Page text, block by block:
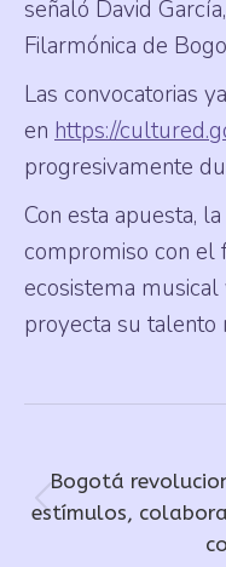
señaló David
Filarmónica de
Las convocatorias
en https://
progresivamente
Con esta apuesta,
compromiso con el
ecosistema
proyecta su talento
entre
Bogotá
estímulos,